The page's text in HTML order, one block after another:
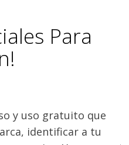
Para
y uso gratuito que
identificar a tu